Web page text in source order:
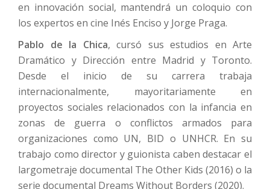
en innovación social, mantendrá un coloquio con
los expertos en cine Inés Enciso y Jorge Praga.
Pablo de la Chica, cursó sus estudios en Arte
Dramático y Dirección entre Madrid y Toronto.
Desde el inicio de su carrera trabaja
internacionalmente, mayoritariamente en
proyectos sociales relacionados con la infancia en
zonas de guerra o conflictos armados para
organizaciones como UN, BID o UNHCR. En su
trabajo como director y guionista caben destacar el
largometraje documental The Other Kids (2016) o la
serie documental Dreams Without Borders (2020).